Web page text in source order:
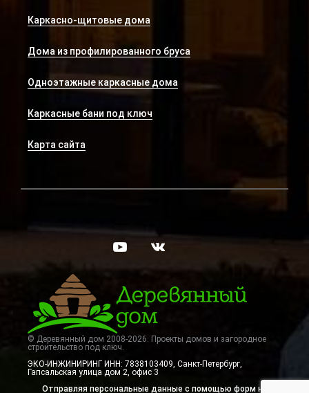
Каркасно-щитовые дома
Дома из профилированного бруса
Одноэтажные каркасные дома
Каркасные бани под ключ
Карта сайта
© Деревянный дом 2008-2026. Проекты домов и загородное
строительство под ключ.
ЭКО-ИНЖИНИРИНГ ИНН: 7838103409, Санкт-Петербург
Гапсальская улица дом 2, офис 3
Отправляя персональные данные с помощью форм на